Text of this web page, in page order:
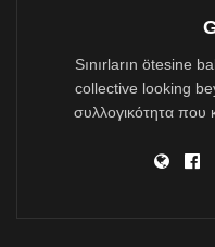
Sınırların ötesine
collective looking
συλλογικότητα που